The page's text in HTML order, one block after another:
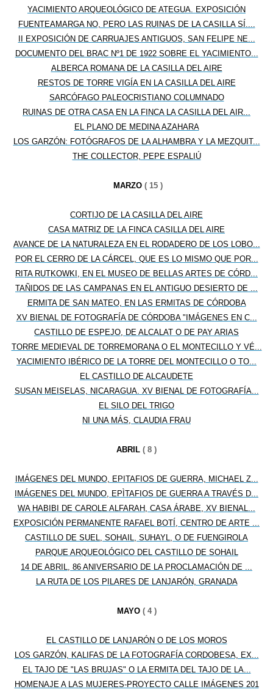
YACIMIENTO ARQUEOLÓGICO DE ATEGUA. EXPOSICIÓN
FUENTEAMARGA NO, PERO LAS RUINAS DE LA CASILLA SÍ....
II EXPOSICIÓN DE CARRUAJES ANTIGUOS, SAN FELIPE NE...
DOCUMENTO DEL BRAC Nº1 DE 1922 SOBRE EL YACIMIENTO...
ALBERCA ROMANA DE LA CASILLA DEL AIRE
RESTOS DE TORRE VIGÍA EN LA CASILLA DEL AIRE
SARCÓFAGO PALEOCRISTIANO COLUMNADO
RUINAS DE OTRA CASA EN LA FINCA LA CASILLA DEL AIR...
EL PLANO DE MEDINA AZAHARA
LOS GARZÓN: FOTÓGRAFOS DE LA ALHAMBRA Y LA MEZQUIT...
THE COLLECTOR, PEPE ESPALIÚ
MARZO ( 15 )
CORTIJO DE LA CASILLA DEL AIRE
CASA MATRIZ DE LA FINCA CASILLA DEL AIRE
AVANCE DE LA NATURALEZA EN EL RODADERO DE LOS LOBO...
POR EL CERRO DE LA CÁRCEL, QUE ES LO MISMO QUE POR...
RITA RUTKOWKI, EN EL MUSEO DE BELLAS ARTES DE CÓRD...
TAÑIDOS DE LAS CAMPANAS EN EL ANTIGUO DESIERTO DE ...
ERMITA DE SAN MATEO, EN LAS ERMITAS DE CÓRDOBA
XV BIENAL DE FOTOGRAFÍA DE CÓRDOBA "IMÁGENES EN C...
CASTILLO DE ESPEJO, DE ALCALAT O DE PAY ARIAS
TORRE MEDIEVAL DE TORREMORANA O EL MONTECILLO Y VÉ...
YACIMIENTO IBÉRICO DE LA TORRE DEL MONTECILLO O TO...
EL CASTILLO DE ALCAUDETE
SUSAN MEISELAS, NICARAGUA. XV BIENAL DE FOTOGRAFÍA...
EL SILO DEL TRIGO
NI UNA MÁS, CLAUDIA FRAU
ABRIL ( 8 )
IMÁGENES DEL MUNDO, EPITAFIOS DE GUERRA, MICHAEL Z...
IMÁGENES DEL MUNDO, EPÌTAFIOS DE GUERRA A TRAVÉS D...
WA HABIBI DE CAROLE ALFARAH, CASA ÁRABE, XV BIENAL...
EXPOSICIÓN PERMANENTE RAFAEL BOTÍ, CENTRO DE ARTE ...
CASTILLO DE SUEL, SOHAIL, SUHAYL, O DE FUENGIROLA
PARQUE ARQUEOLÓGICO DEL CASTILLO DE SOHAIL
14 DE ABRIL, 86 ANIVERSARIO DE LA PROCLAMACIÓN DE ...
LA RUTA DE LOS PILARES DE LANJARÓN, GRANADA
MAYO ( 4 )
EL CASTILLO DE LANJARÓN O DE LOS MOROS
LOS GARZÓN, KALIFAS DE LA FOTOGRAFÍA CORDOBESA, EX...
EL TAJO DE "LAS BRUJAS" O LA ERMITA DEL TAJO DE LA...
HOMENAJE A LAS MUJERES-PROYECTO CALLE IMÁGENES 201